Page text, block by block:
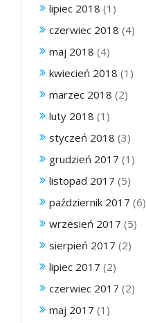
lipiec 2018 (1)
czerwiec 2018 (4)
maj 2018 (4)
kwiecień 2018 (1)
marzec 2018 (2)
luty 2018 (1)
styczeń 2018 (3)
grudzień 2017 (1)
listopad 2017 (5)
październik 2017 (6)
wrzesień 2017 (5)
sierpień 2017 (2)
lipiec 2017 (2)
czerwiec 2017 (2)
maj 2017 (1)